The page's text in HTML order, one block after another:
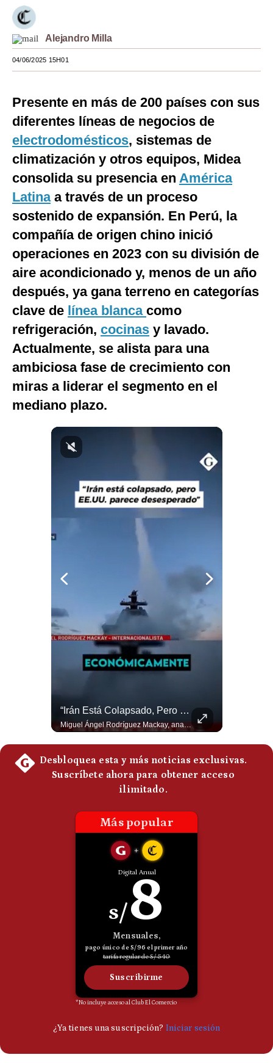
Estilos
Mundo
EEUU
España
Internacional
Tecnología
Club del Suscriptor
Mix
G de Gestión
Notas Contratadas
Podcast
Gestión TV
Videos
Fotogalerías
gestion.pe
Alejandro Milla
04/06/2025 15H01
Presente en más de 200 países con sus
diferentes líneas de negocios de
electrodomésticos, sistemas de
climatización y otros equipos, Midea
consolida su presencia en América
Latinaa través de un proceso
sostenido de expansión. En Perú, la
compañía de origen chino inició
operaciones en 2023 con su división de
aire acondicionado y, menos de un año
después, ya gana terreno en categorías
clave de línea blanca como
refrigeración, cocinas y lavado.
Actualmente, se alista para una
ambiciosa fase de crecimiento con
miras a liderar el segmento en el
mediano plazo.
“Irán Está Colapsado, Pero EE.UU. Parece Desesperado” | #radar24
Miguel Ángel Rodríguez Mackay, analista internacional, sostiene que las negociaciones fueron impulsadas por Irán y no por Estados Unidos. Según su análisis, Teherán estaría debilitado militar y económicamente, aunque la narrativa internacional presenta a Trump como el líder desesperado por terminar una guerra que no puede ganar. #Geopolitica #Iran #DonaldTrump #RodriguezMackay #EEUU #NoticiasInternacionales #PoliticaInternacional #AnalisisGeopolitico #Shorts 👉 Suscríbete y activa la campana para no perderte nuestro análisis diario. 🌎 Síguenos en nuestras redes sociales: 📌 Web oficial: https://gestion.pe/mundo/ 📌 LinkedIn: http://bit.ly/3HYIET0 📌 X (Twitter): http://bit.ly/4noZtX9 📌 TikTok: http://bit.ly/4evB6TO